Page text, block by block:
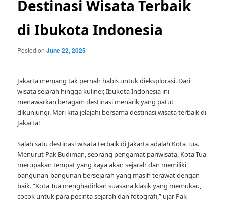
Destinasi Wisata Terbaik
di Ibukota Indonesia
Posted onJune 22, 2025
Jakarta memang tak pernah habis untuk dieksplorasi. Dari
wisata sejarah hingga kuliner, Ibukota Indonesia ini
menawarkan beragam destinasi menarik yang patut
dikunjungi. Mari kita jelajahi bersama destinasi wisata terbaik di
Jakarta!
Salah satu destinasi wisata terbaik di Jakarta adalah Kota Tua.
Menurut Pak Budiman, seorang pengamat pariwisata, Kota Tua
merupakan tempat yang kaya akan sejarah dan memiliki
bangunan-bangunan bersejarah yang masih terawat dengan
baik. “Kota Tua menghadirkan suasana klasik yang memukau,
cocok untuk para pecinta sejarah dan fotografi,” ujar Pak